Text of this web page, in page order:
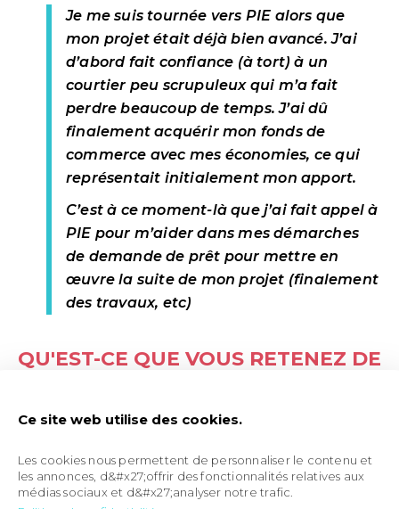
Je me suis tournée vers PIE alors que
mon projet était déjà bien avancé. J’ai
d’abord fait confiance (à tort) à un
courtier peu scrupuleux qui m’a fait
perdre beaucoup de temps. J’ai dû
finalement acquérir mon fonds de
commerce avec mes économies, ce qui
représentait initialement mon apport.
C’est à ce moment-là que j’ai fait appel à
PIE pour m’aider dans mes démarches
de demande de prêt pour mettre en
œuvre la suite de mon projet (finalement
des travaux, etc)
QU'EST-CE QUE VOUS RETENEZ DE
PIE ?
J’ai été accompagnée par une
consultante de PIE et son intérêt pour
Ce site web utilise des cookies.
Les cookies nous permettent de personnaliser le contenu et
les annonces, d&#x27;offrir des fonctionnalités relatives aux
médias sociaux et d&#x27;analyser notre trafic.